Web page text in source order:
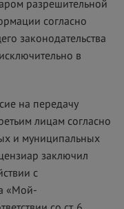
разрешительной
согласно
законодательства
в
на передачу
лицам согласно
и муниципальных
заключил
с
«Мой-